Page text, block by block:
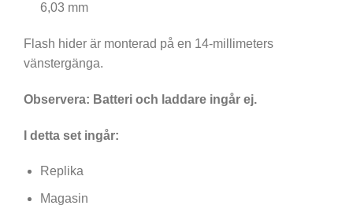
6,03 mm
Flash hider är monterad på en 14-millimeters
vänstergänga.
Observera: Batteri och laddare ingår ej.
I detta set ingår:
Replika
Magasin